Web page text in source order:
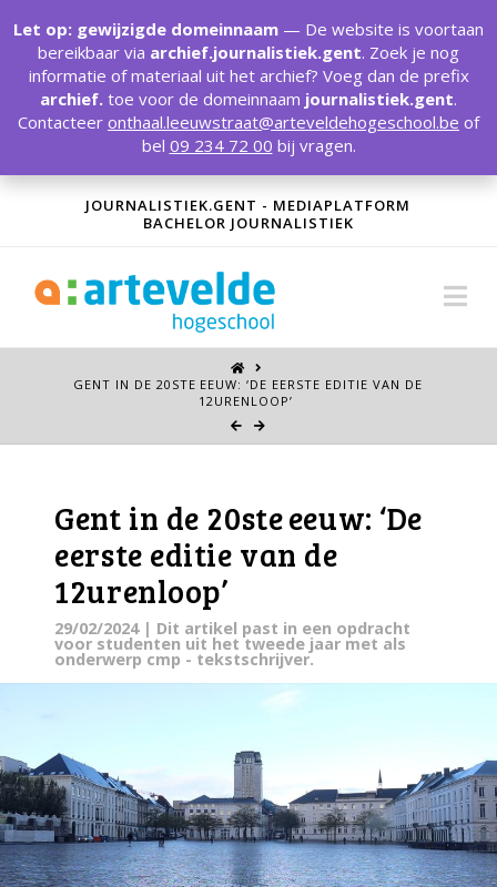
JOURNALISTIEK.GENT - MEDIAPLATFORM
BACHELOR JOURNALISTIEK
GENT IN DE 20STE EEUW: ‘DE EERSTE EDITIE VAN DE
12URENLOOP’
Gent in de 20steeeuw: ‘De
eerste editie van de
12urenloop’
29/02/2024| Dit artikel past in een opdracht
voor studenten uit het tweede jaar met als
onderwerp cmp - tekstschrijver.
Let op: gewijzigde domeinnaam — De website is voortaan
bereikbaar via archief.journalistiek.gent. Zoek je nog
informatie of materiaal uit het archief? Voeg dan de prefix
archief. toe voor de domeinnaam journalistiek.gent.
Contacteer onthaal.leeuwstraat@arteveldehogeschool.be of
bel 09 234 72 00 bij vragen.